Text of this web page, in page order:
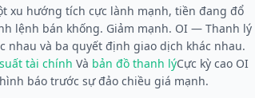
xu hướng tích cực lành mạnh, tiền đang đổ
lệnh bán khống. Giảm mạnh. OI — Thanh lý
nhau và ba quyết định giao dịch khác nhau.
tài chính Và bản đồ thanh lýCực kỳ cao OI
báo trước sự đảo chiều giá mạnh.